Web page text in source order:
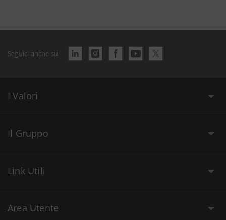
Seguici anche su
I Valori
Il Gruppo
Link Utili
Area Utente